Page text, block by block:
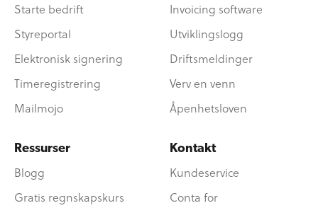
Starte bedrift
Styreportal
Elektronisk signering
Timeregistrering
Mailmojo
Invoicing software
Utviklingslogg
Driftsmeldinger
Verv en venn
Åpenhetsloven
Ressurser
Blogg
Gratis regnskapskurs
Kontakt
Kundeservice
Conta for